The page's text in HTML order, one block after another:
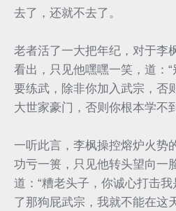
去了，还就不去了。
老者活了一大把年纪，对于李
看出，只见他嘿嘿一笑，道：
要练武，除非你加入武宗，否
大世家豪门，否则你根本学不
一听此言，李枫操控熔炉火势
功亏一篑，只见他转头望向一
道：“糟老头子，你诚心打击
了那狗屁武宗，我就不能在这